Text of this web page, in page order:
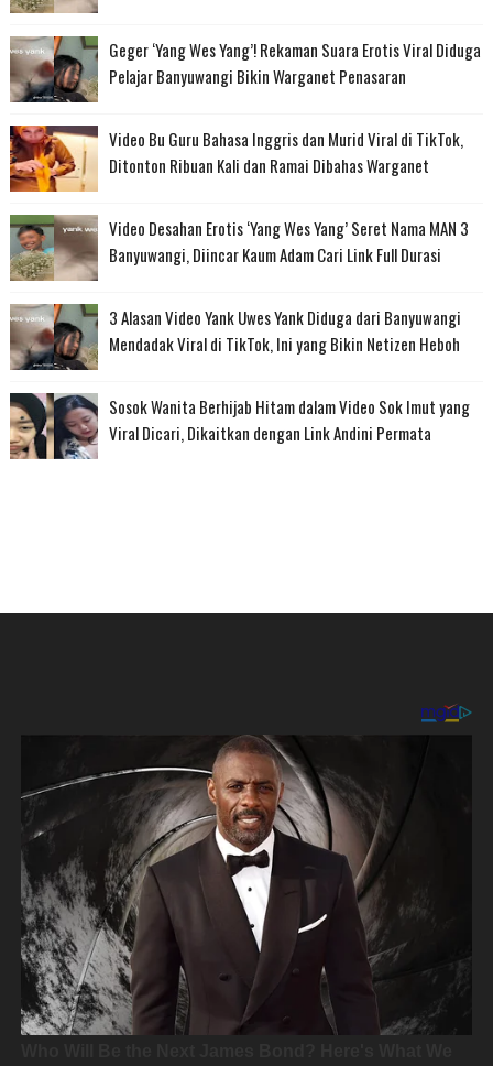
Geger ‘Yang Wes Yang’! Rekaman Suara Erotis Viral Diduga
Pelajar Banyuwangi Bikin Warganet Penasaran
Video Bu Guru Bahasa Inggris dan Murid Viral di TikTok,
Ditonton Ribuan Kali dan Ramai Dibahas Warganet
Video Desahan Erotis ‘Yang Wes Yang’ Seret Nama MAN 3
Banyuwangi, Diincar Kaum Adam Cari Link Full Durasi
3 Alasan Video Yank Uwes Yank Diduga dari Banyuwangi
Mendadak Viral di TikTok, Ini yang Bikin Netizen Heboh
Sosok Wanita Berhijab Hitam dalam Video Sok Imut yang
Viral Dicari, Dikaitkan dengan Link Andini Permata